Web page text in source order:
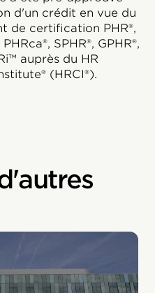
d'un crédit en vue du
de certification PHR®,
SPHR®, GPHR®,
auprès du HR
(HRCI®).